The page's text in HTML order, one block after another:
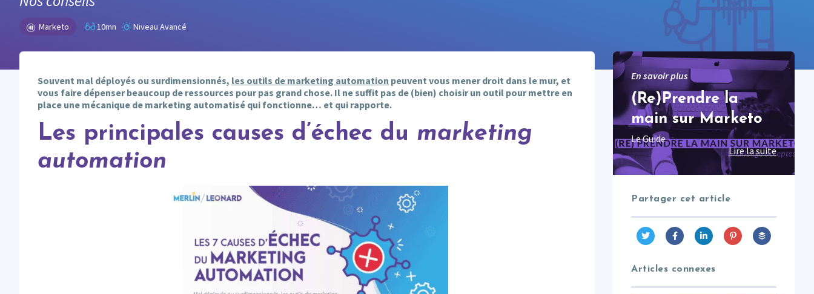
Marketo 10mn Niveau Avancé
Souvent mal déployés ou surdimensionnés, les outils de marketing automation peuvent vous mener droit dans le mur, et
vous faire dépenser beaucoup de ressources pour pas grand chose. Il ne suffit pas de (bien) choisir un outil pour mettre en
place une mécanique de marketing automatisé qui fonctionne… et qui rapporte.
Les principales causes d’échec du marketing
automation
En savoir plus
(Re)Prendre la
main sur Marketo
Le Guide
Lire la suite
Partager cet article
Articles connexes